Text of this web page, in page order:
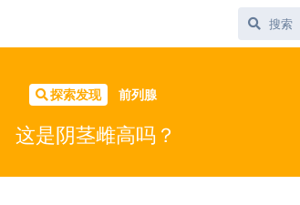
探索发现 前列腺
这是阴茎雌高吗？